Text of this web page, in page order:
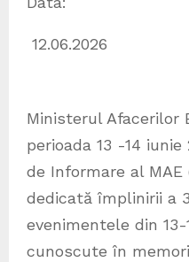
12.06.2026
Ministerul Afacerilor
perioada 13 -14
de Informare al MAE
dedicată împlinirii a
evenimentele din 13-
cunoscute în